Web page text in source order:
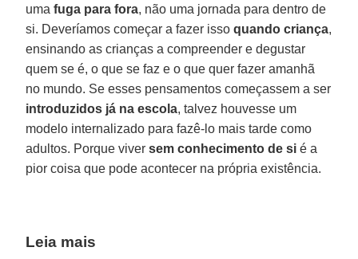
umafuga para fora, não uma jornada para dentro de
si. Deveríamos começar a fazer issoquando criança,
ensinando as crianças a compreender e degustar
quem se é, o que se faz e o que quer fazer amanhã
no mundo. Se esses pensamentos começassem a ser
introduzidos já na escola, talvez houvesse um
modelo internalizado para fazê-lo mais tarde como
adultos. Porque viversem conhecimento de si é a
pior coisa que pode acontecer na própria existência.
Leia mais